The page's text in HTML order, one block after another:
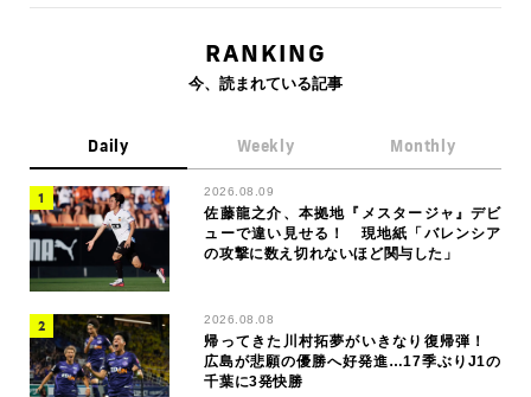
RANKING
今、読まれている記事
Daily Weekly Monthly
2026.08.09
佐藤龍之介、本拠地『メスタージャ』デビ
ューで違い見せる！ 現地紙「バレンシア
の攻撃に数え切れないほど関与した」
2026.08.08
帰ってきた川村拓夢がいきなり復帰弾！
広島が悲願の優勝へ好発進…17季ぶりJ1の
千葉に3発快勝